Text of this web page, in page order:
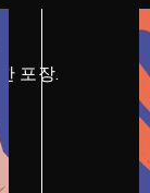
포장.